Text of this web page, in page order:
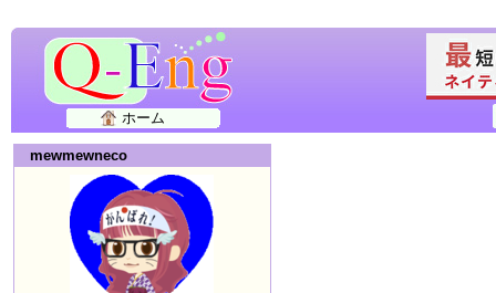
ホーム
mewmewneco